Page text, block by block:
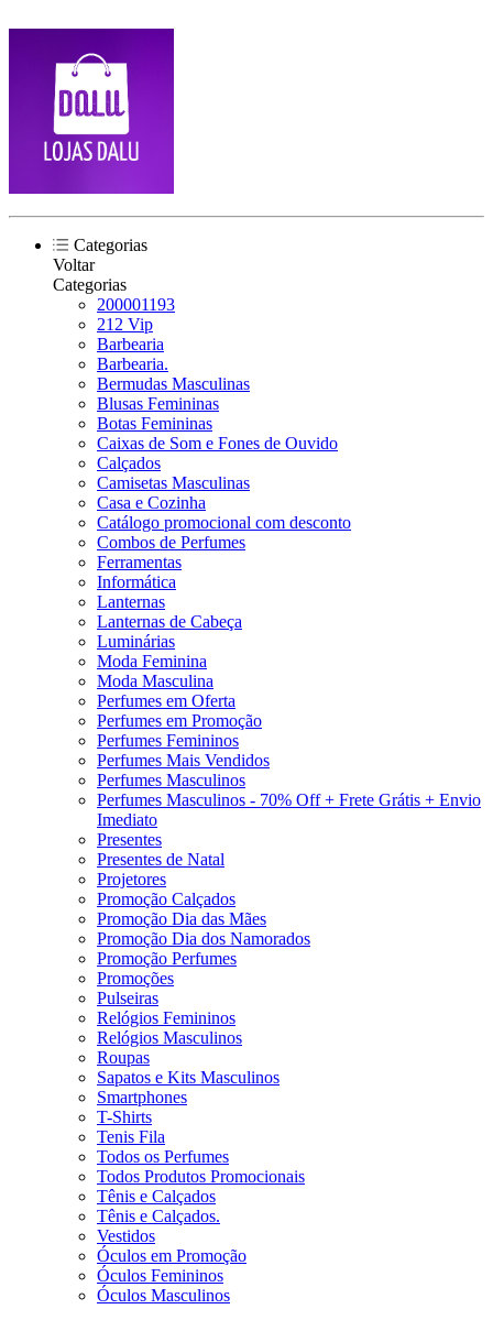
Categorias
Voltar
Categorias
200001193
212 Vip
Barbearia
Barbearia.
Bermudas Masculinas
Blusas Femininas
Botas Femininas
Caixas de Som e Fones de Ouvido
Calçados
Camisetas Masculinas
Casa e Cozinha
Catálogo promocional com desconto
Combos de Perfumes
Ferramentas
Informática
Lanternas
Lanternas de Cabeça
Luminárias
Moda Feminina
Moda Masculina
Perfumes em Oferta
Perfumes em Promoção
Perfumes Femininos
Perfumes Mais Vendidos
Perfumes Masculinos
Perfumes Masculinos - 70% Off + Frete Grátis + Envio
Imediato
Presentes
Presentes de Natal
Projetores
Promoção Calçados
Promoção Dia das Mães
Promoção Dia dos Namorados
Promoção Perfumes
Promoções
Pulseiras
Relógios Femininos
Relógios Masculinos
Roupas
Sapatos e Kits Masculinos
Smartphones
T-Shirts
Tenis Fila
Todos os Perfumes
Todos Produtos Promocionais
Tênis e Calçados
Tênis e Calçados.
Vestidos
Óculos em Promoção
Óculos Femininos
Óculos Masculinos